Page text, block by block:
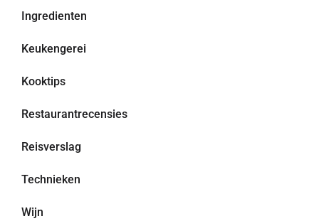
Ingredienten
Keukengerei
Kooktips
Restaurantrecensies
Reisverslag
Technieken
Wijn